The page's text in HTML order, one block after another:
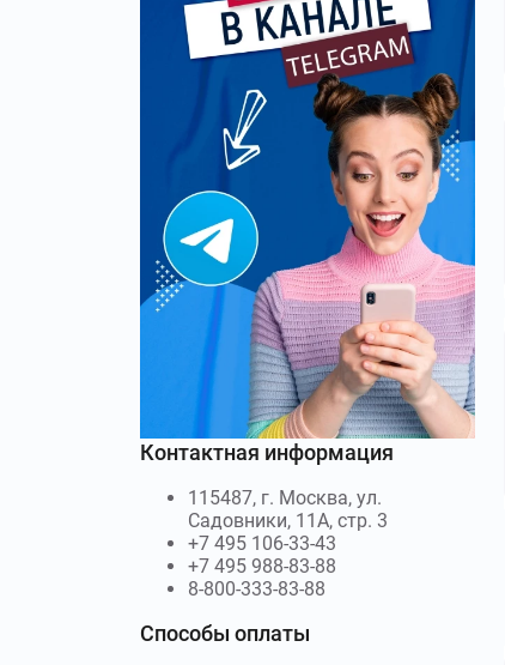
Контактная информация
115487, г. Москва, ул.
Садовники, 11А, стр. 3
+7 495 106-33-43
+7 495 988-83-88
8-800-333-83-88
Способы оплаты